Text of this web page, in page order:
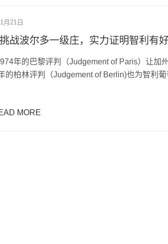
月21日
战波尔多一级庄，实力证明智利有
年的巴黎评判（Judgement of Paris）让加
的柏林评判（Judgement of Berlin)也为智利
MORE